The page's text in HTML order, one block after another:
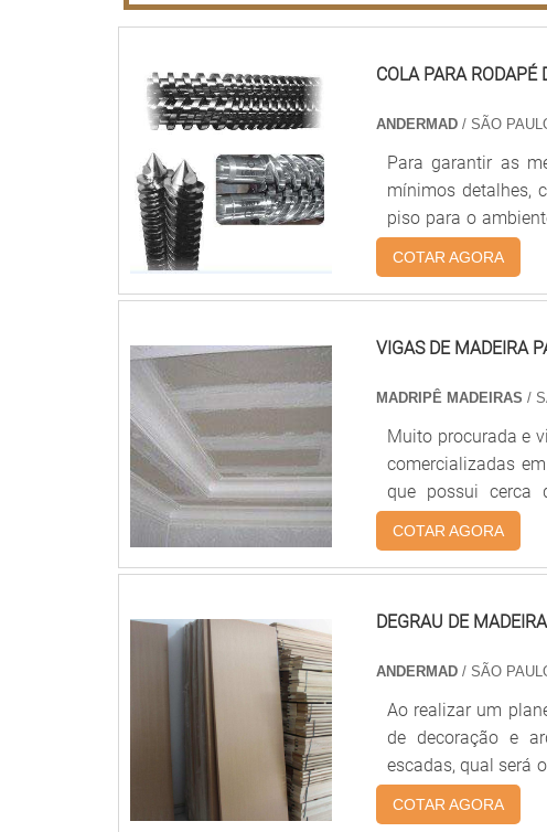
COLA PARA RODAPÉ
ANDERMAD/ SÃO
Para garantir as
mínimos detalhes,
piso para o
de qualidade e
extremamente versátil e
proporciona um
COTAR AGORA
VIGAS DE MADEIRA
MADRIPÊ MADEIRAS /
Muito procurada e
comercializadas
que possui cerca
espessura), com
vendidas por
que é considerada
COTAR AGORA
DEGRAU DE
ANDERMAD/ SÃO
Ao realizar um
de decoração e
escadas, qual será o melhor modelo e, ainda, como agregar beleza estética com
um ótimo custo-
acessível do
COTAR AGORA